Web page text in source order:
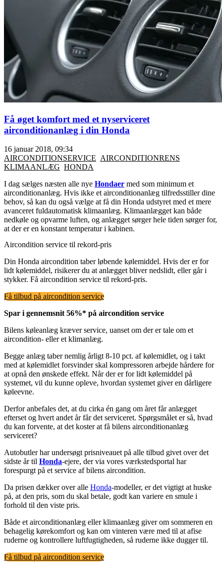
Få øget komfort med et nyserviceret
airconditionanlæg i din Honda
16 januar 2018, 09:34
AIRCONDITIONSERVICE AIRCONDITIONRENS
KLIMAANLÆG HONDA
I dag sælges næsten alle nye Hondaer med som minimum et
airconditionanlæg. Hvis ikke et airconditionanlæg tilfredsstiller dine
behov, så kan du også vælge at få din Honda udstyret med et mere
avanceret fuldautomatisk klimaanlæg. Klimaanlægget kan både
nedkøle og opvarme luften, og anlægget sørger hele tiden sørger for,
at der er en konstant temperatur i kabinen.
Aircondition service til rekord-pris
Din Honda aircondition taber løbende kølemiddel. Hvis der er for
lidt kølemiddel, risikerer du at anlægget bliver nedslidt, eller går i
stykker. Få aircondition service til rekord-pris.
Få tilbud på aircondition service
Spar i gennemsnit 56%* på aircondition service
Bilens køleanlæg kræver service, uanset om der er tale om et
aircondition- eller et klimanlæg.
Begge anlæg taber nemlig årligt 8-10 pct. af kølemidlet, og i takt
med at kølemidlet forsvinder skal kompressoren arbejde hårdere for
at opnå den ønskede effekt. Når der er for lidt kølemiddel på
systemet, vil du kunne opleve, hvordan systemet giver en dårligere
køleevne.
Derfor anbefales det, at du cirka én gang om året får anlægget
efterset og hvert andet år får det serviceret. Spørgsmålet er så, hvad
du kan forvente, at det koster at få bilens airconditionanlæg
serviceret?
Autobutler har undersøgt prisniveauet på alle tilbud givet over det
sidste år til Honda-ejere, der via vores værkstedsportal har
forespurgt på et service af bilens aircondition.
Da prisen dækker over alle Honda-modeller, er det vigtigt at huske
på, at den pris, som du skal betale, godt kan variere en smule i
forhold til den viste pris.
Både et airconditionanlæg eller klimaanlæg giver om sommeren en
behagelig kørekomfort og kan om vinteren være med til at afise
ruderne og kontrollere luftfugtigheden, så ruderne ikke dugger til.
Få tilbud på aircondition service